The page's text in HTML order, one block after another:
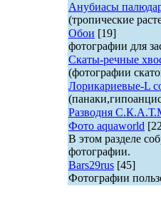
Анубиасы
(тропические
Обои [19]
фотографии для
Скаты-речные
(фотографии
Лорикариевые-L
Разводня
Фото aquaworld
В этом разделе
фотографии.
Bars29rus [45]
Фотографии